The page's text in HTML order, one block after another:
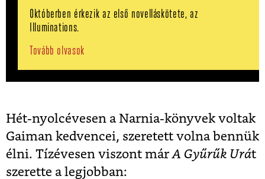
Októberben érkezik az első novelláskötete, az
Illuminations.
Tovább olvasok
Hét-nyolcévesen a Narnia-könyvek voltak
Gaiman kedvencei, szeretett volna bennük
élni. Tízévesen viszont már A Gyűrűk Urát
szerette a legjobban: